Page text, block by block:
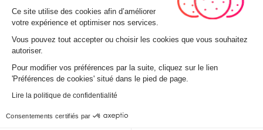
| ©OpenStreetMap
CALCULER MON ITINÉRAIRE
Plateforme de Gestion du
Ce site utilise des cookies afin d’améliorer
votre expérience et optimiser nos services.
Vous pouvez tout accepter ou choisir les cookies que vous souhaitez
autoriser.
Pour modifier vos préférences par la suite, cliquez sur le lien
'Préférences de cookies' situé dans le pied de page.
Lire la politique de confidentialité
Consentements certifiés par